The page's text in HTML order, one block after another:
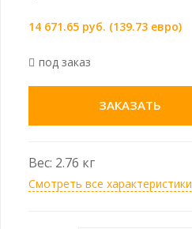
14 671.65 руб. (139.73 евро)
под заказ
ЗАКАЗАТЬ
Вес: 2.76 кг
Смотреть все характеристики